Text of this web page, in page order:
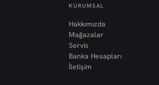
KURUMSAL
Hakkımızda
Mağazalar
Servis
Banka Hesapları
İletişim